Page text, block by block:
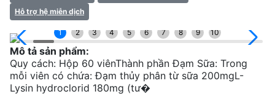
Hỗ trợ hệ miễn dịch
1 2 3 4 5 6 7 8 9 10
Mô tả sản phẩm:
Quy cách: Hộp 60 viênThành phần Đạm Sữa: Trong
mỗi viên có chứa: Đạm thủy phân từ sữa 200mgL-
Lysin hydroclorid 180mg (tư�